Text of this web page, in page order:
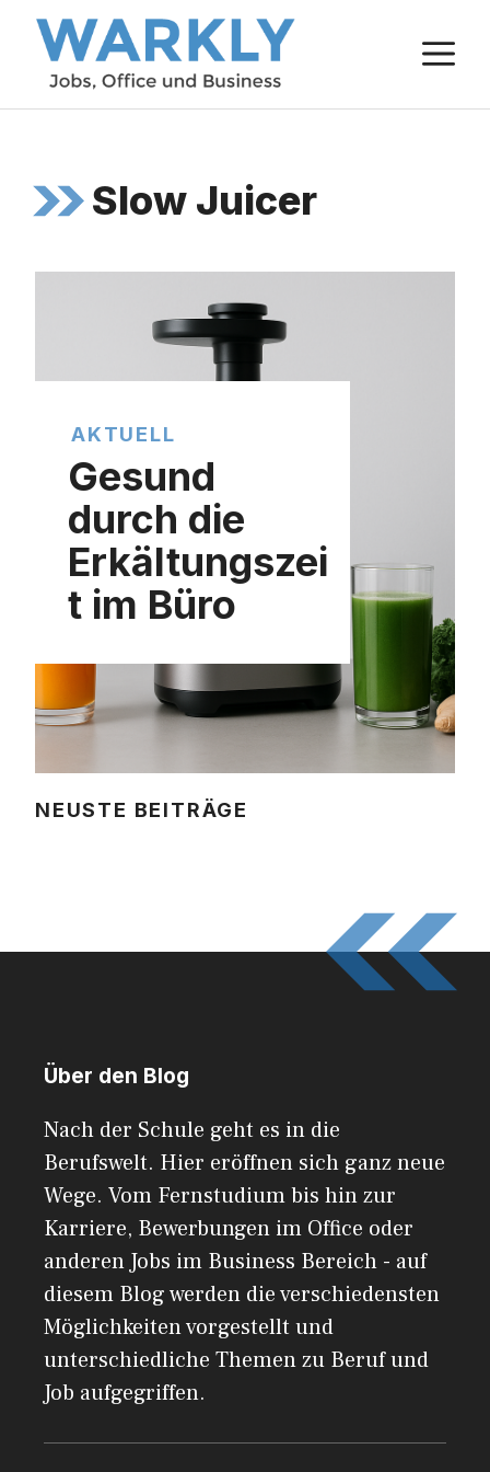
Zum
Inhalt
springen
Slow Juicer
AKTUELL
Gesund
durch die
Erkältungszei
t im Büro
NEUSTE BEITRÄGE
Über den Blog
Nach der Schule geht es in die
Berufswelt. Hier eröffnen sich ganz neue
Wege. Vom Fernstudium bis hin zur
Karriere, Bewerbungen im Office oder
anderen Jobs im Business Bereich - auf
diesem Blog werden die verschiedensten
Möglichkeiten vorgestellt und
unterschiedliche Themen zu Beruf und
Job aufgegriffen.